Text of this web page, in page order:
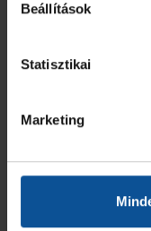
Beállítások
Statisztikai
Marketing
22 Zsiros Milán
23 Segovits
29
30 Wiser Soma
Tamás